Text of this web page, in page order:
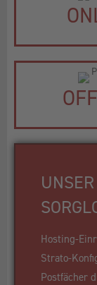
Hosting-
Strato-
Postfächer